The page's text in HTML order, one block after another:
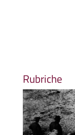
Rubriche